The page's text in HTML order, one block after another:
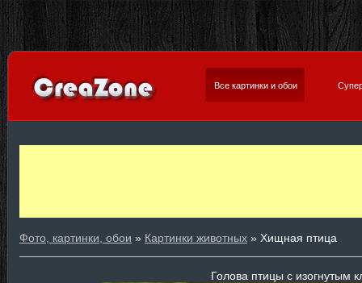
Все картинки и обои
Фото, картинки, обои » Картинки животных » Хищная птица
Голова птицы с изогнутым